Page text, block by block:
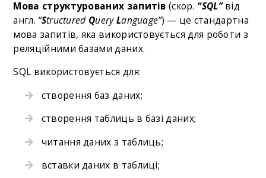
Мова структурованих запитів (скор. “SQL”від
англ. “Structured QueryLanguage”) — це стандартна
мова запитів, яка використовується для роботи з
реляційними базами даних.
SQL використовується для:
створення баз даних;
створення таблиць в базі даних;
читання даних з таблиць;
вставки даних в таблиці;